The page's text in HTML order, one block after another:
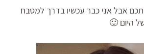
אבל אני כבר עכשיו בדרך למטבח
היום 🙂